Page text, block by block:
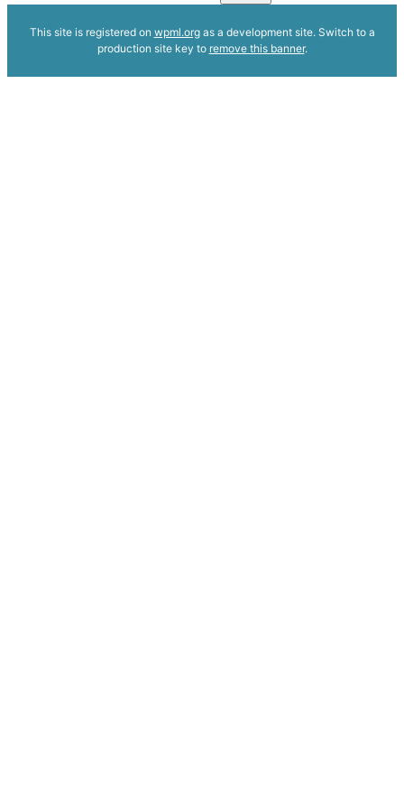
This site is registered on wpml.orgas a development site. Switch to a
production site key to remove this banner.